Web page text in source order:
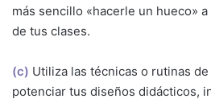
más sencillo «hacerle un hueco»
de tus clases.
(c) Utiliza las técnicas o rutinas
potenciar tus diseños didácticos,